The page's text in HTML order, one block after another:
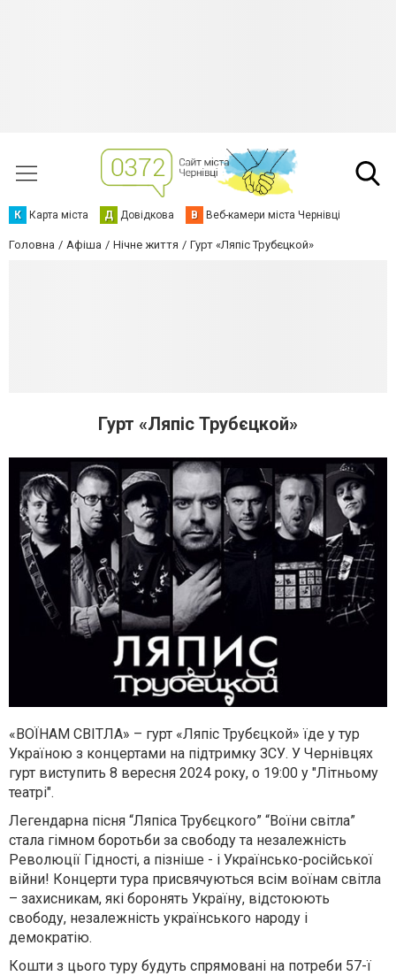
К Карта міста Д Довідкова В Веб-камери міста Чернівці
Головна Афіша Нічне життя Гурт «Ляпіс Трубєцкой»
Гурт «Ляпіс Трубєцкой»
«ВОЇНАМ СВІТЛА» – гурт «Ляпіс Трубєцкой» їде у тур
Україною з концертами на підтримку ЗСУ. У Чернівцях
гурт виступить 8 вересня 2024 року, о 19:00 у "Літньому
театрі".
Легендарна пісня “Ляпіса Трубєцкого” “Воїни світла”
стала гімном боротьби за свободу та незалежність
Революції Гідності, а пізніше - і Українсько-російської
війни! Концерти тура присвячуються всім воїнам світла
– захисникам, які боронять Україну, відстоюють
свободу, незалежність українського народу і
демократію.
Кошти з цього туру будуть спрямовані на потреби 57-ї